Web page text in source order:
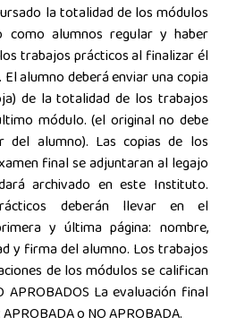
la totalidad de los módulos
como alumnos regular y haber
trabajos prácticos al finalizar él
alumno deberá enviar una copia
de la totalidad de los trabajos
módulo. (el original no debe
del alumno). Las copias de los
final se adjuntaran al legajo
archivado en este Instituto.
deberán llevar en el
y última página: nombre,
y firma del alumno. Los trabajos
de los módulos se califican
APROBADOS La evaluación final
o NO APROBADA.